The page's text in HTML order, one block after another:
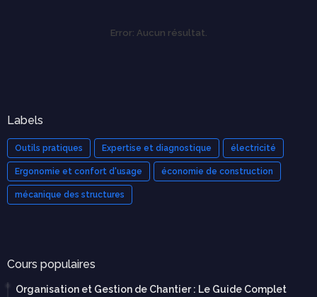
Error: Aucun résultat.
Labels
Outils pratiques Expertise et diagnostique électricité
Ergonomie et confort d'usage économie de construction
mécanique des structures
Cours populaires
Organisation et Gestion de Chantier : Le Guide Complet